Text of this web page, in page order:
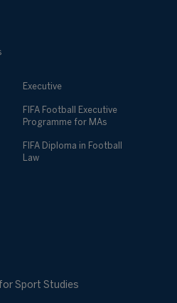
Executive
FIFA Football Executive
Programme for MAs
FIFA Diploma in Football
Law
Sport Studies